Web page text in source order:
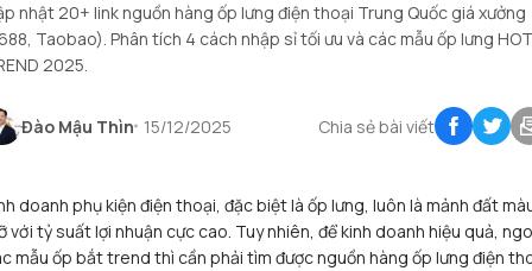
nhật 20+ link nguồn hàng ốp lưng điện thoại Trung Quốc giá xưởng
Taobao). Phân tích 4 cách nhập sỉ tối ưu và các mẫu ốp lưng HOT
2025.
Đào Mậu Thìn 15/12/2025 Chia sẻ bài viết
doanh phụ kiện điện thoại, đặc biệt là ốp lưng, luôn là mảnh đất
với tỷ suất lợi nhuận cực cao. Tuy nhiên, để kinh doanh hiệu quả,
mẫu ốp bắt trend thì cần phải tìm được nguồn hàng ốp lưng điện